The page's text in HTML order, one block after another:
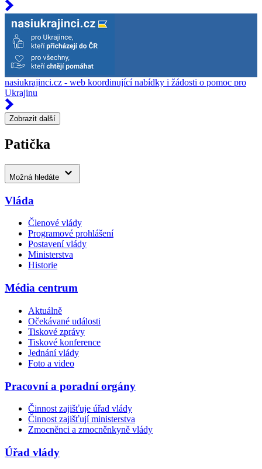
nasiukrajinci.cz - web koordinující nabídky i žádosti o pomoc pro
Ukrajinu
Zobrazit další
Patička
Možná hledáte
Vláda
Členové vlády
Programové prohlášení
Postavení vlády
Ministerstva
Historie
Média centrum
Aktuálně
Očekávané události
Tiskové zprávy
Tiskové konference
Jednání vlády
Foto a video
Pracovní a poradní orgány
Činnost zajišťuje úřad vlády
Činnost zajišťují ministerstva
Zmocněnci a zmocněnkyně vlády
Úřad vlády